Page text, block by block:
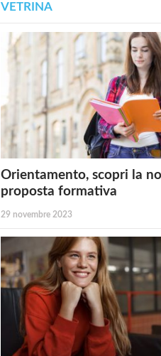
VETRINA
Orientamento, scopri la
proposta formativa
29 novembre 2023